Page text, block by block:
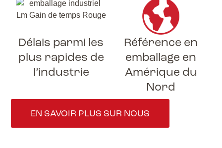
Délais parmi les
plus rapides de
l’industrie
Référence en
emballage en
Amérique du
Nord
EN SAVOIR PLUS SUR NOUS